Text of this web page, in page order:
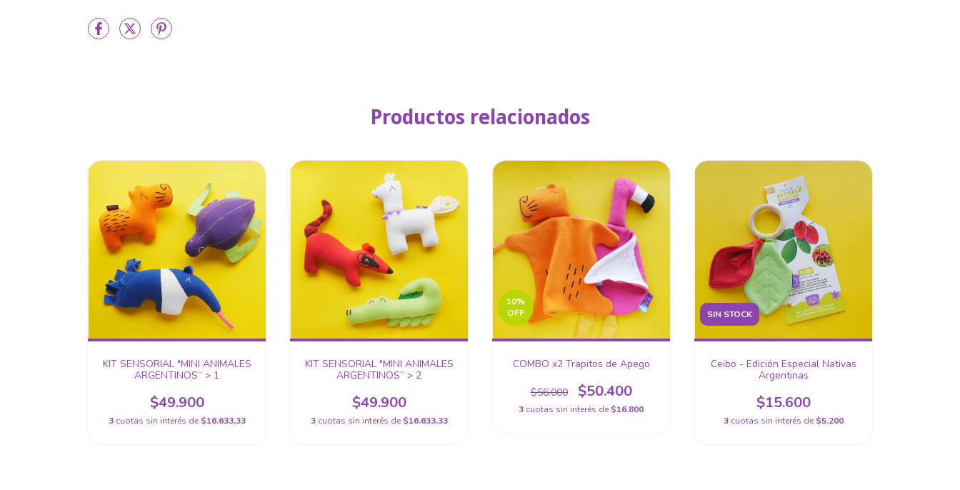
Productos relacionados
KIT SENSORIAL "MINI ANIMALES
ARGENTINOS” > 1
$49.900
3 cuotas sin interés de $16.633,33
KIT SENSORIAL "MINI ANIMALES
ARGENTINOS” > 2
$49.900
3 cuotas sin interés de $16.633,33
10%
OFF
COMBO x2 Trapitos de Apego
$56.000 $50.400
3 cuotas sin interés de $16.800
SIN STOCK
Ceibo - Edición Especial Nativas
Argentinas
$15.600
3 cuotas sin interés de $5.200